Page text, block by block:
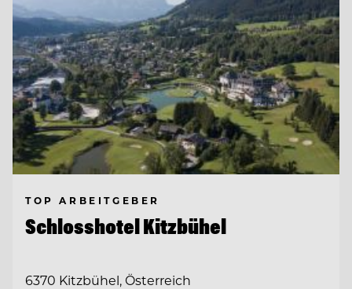
TOP ARBEITGEBER
Schlosshotel Kitzbühel
6370 Kitzbühel, Österreich